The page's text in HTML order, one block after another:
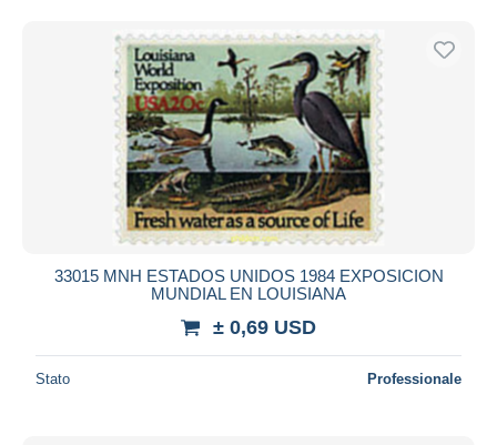
33015 MNH ESTADOS UNIDOS 1984 EXPOSICION
MUNDIAL EN LOUISIANA
± 0,69 USD
Stato Professionale